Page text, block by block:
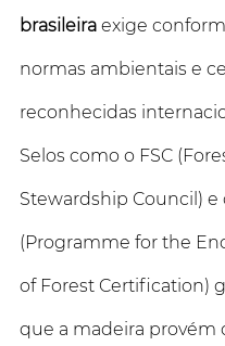
brasileira exige
normas ambientais e
reconhecidas
Selos como o FSC
Stewardship Council) e
(Programme for the
of Forest Certification)
que a madeira provém